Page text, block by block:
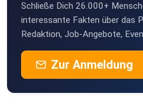
Schließe Dich 26.000+
interessante Fakten über das
Redaktion, Job-Angebote,
Zur Anmeldung